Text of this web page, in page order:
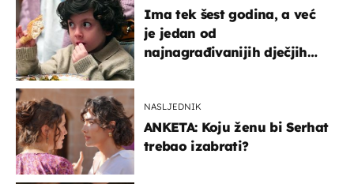
Ima tek šest godina, a već
je jedan od
najnagrađivanijih dječjih
NASLJEDNIK
ANKETA: Koju ženu bi Serhat
trebao izabrati?